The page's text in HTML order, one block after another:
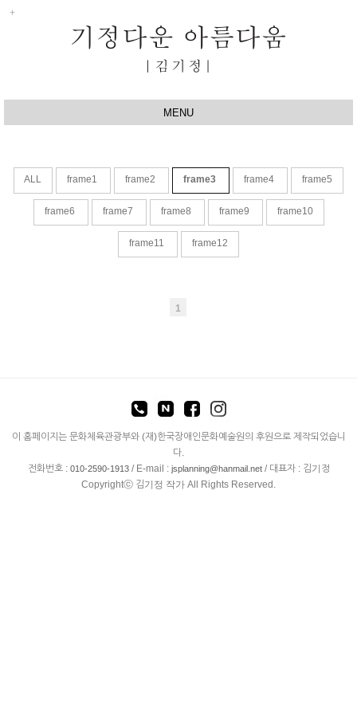
MENU
ABOUT
ONLINE EXHIBIT
SKETCH BOOK
ALL frame1 frame2 frame3 frame4 frame5
frame6 frame7 frame8 frame9 frame10
frame11 frame12
1
이 홈페이지는 문화체육관광부와 (재)한국장애인문화예술원의 후원으로 제작되었습니
다.
전화번호 : 010-2590-1913/ E-mail : jsplanning@hanmail.net/ 대표자 : 김기정
Copyrightⓒ 김기정 작가 All Rights Reserved.